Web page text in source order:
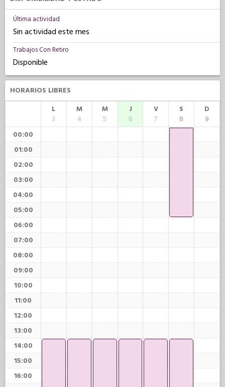
Última actividad
Sin actividad este mes
Trabajos Con Retiro
Disponible
HORARIOS LIBRES
L
3
M
4
M
5
J
6
V
7
S
8
D
9
00:00
01:00
02:00
03:00
04:00
05:00
06:00
07:00
08:00
09:00
10:00
11:00
12:00
13:00
14:00
15:00
16:00